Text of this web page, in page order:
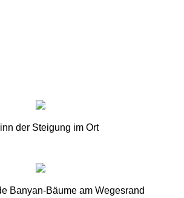
der Steigung im Ort
Banyan-Bäume am Wegesrand